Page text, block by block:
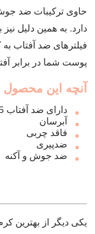
حاوی ترکیبات ضد
دارد. به همین دلیل
فیلترهای ضد آفتاب به
پوست شما در برابر
آنچه این محصول
دارای ضد آفتاب SPF15
آبرسان
فاقد چربی
ضدپیری
ضد جوش و آکنه
یکی دیگر از بهترین